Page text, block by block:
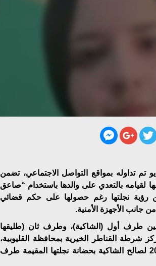
تداوله بمواقع التواصل الاجتماعي، تضمن
بالتعدي على والدها باستخدام “صاعق
من رؤية نجلتها رغم حصولها على حكم قضائي
جانب الأجهزة الأمنية.
طرف أول (الشاكية)، وطرف ثان (طليقها
شرطة القناطر الخيرية بمحافظة القليوبية،
وصدور حكم قضائي خلال إبريل 2025 لصالح الشاكية بحضانة نجلتها المقيمة طرف